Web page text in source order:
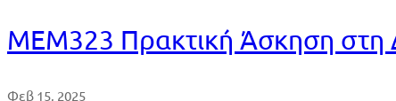
ΜΕΜ323 Πρακτική Άσκηση στη
Φεβ 15, 2025